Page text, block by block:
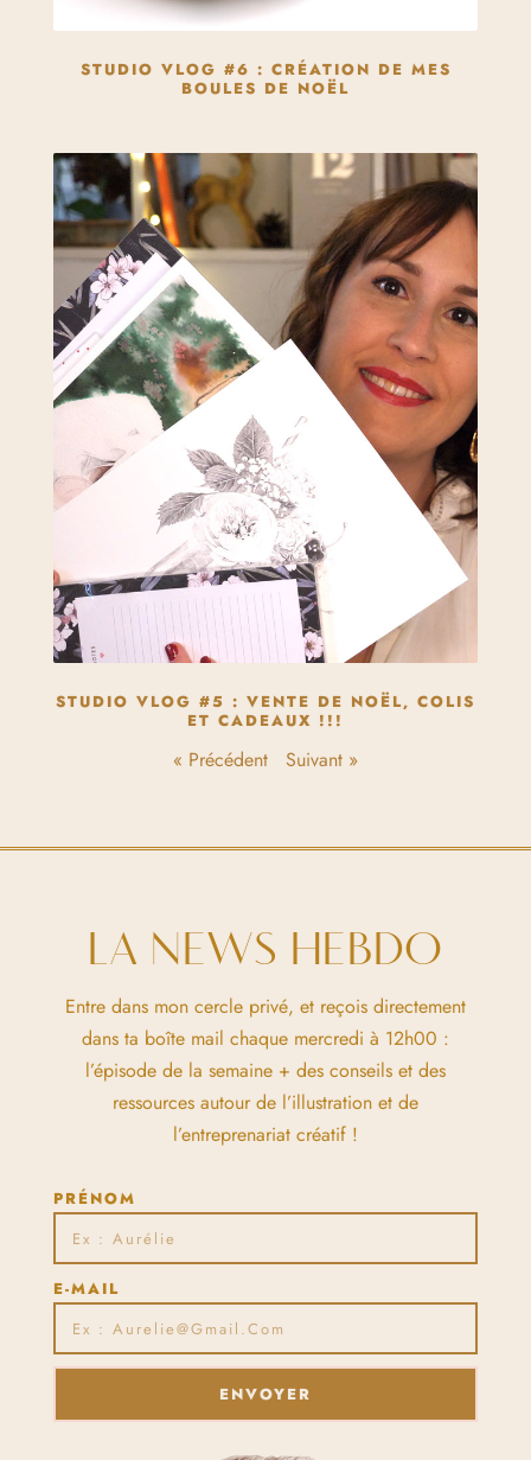
STUDIO VLOG #6 : CRÉATION DE MES
BOULES DE NOËL
STUDIO VLOG #5 : VENTE DE NOËL, COLIS
ET CADEAUX !!!
« Précédent Suivant »
LA NEWS HEBDO
Entre dans mon cercle privé, et reçois directement
dans ta boîte mail chaque mercredi à 12h00 :
l’épisode de la semaine + des conseils et des
ressources autour de l’illustration et de
l’entreprenariat créatif !
PRÉNOM
E-MAIL
ENVOYER